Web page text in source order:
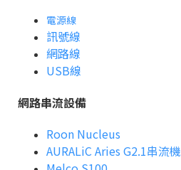
電源線
訊號線
網路線
USB線
網路串流設備
Roon Nucleus
AURALiC Aries G2.1串流機